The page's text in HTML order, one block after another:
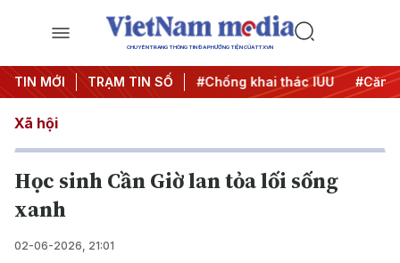
CHUYÊN TRANG THÔNG TIN ĐA PHƯƠNG TIỆN CỦA TTXVN
TIN MỚI TRẠM TIN SỐ
#Chiến dịch 500 ngày đêm #Chống khai thác IUU #Căng
Xã hội
Học sinh Cần Giờ lan tỏa lối sống
xanh
02-06-2026, 21:01